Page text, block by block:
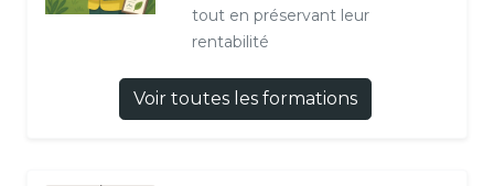
tout en préservant leur
rentabilité
Voir toutes les formations